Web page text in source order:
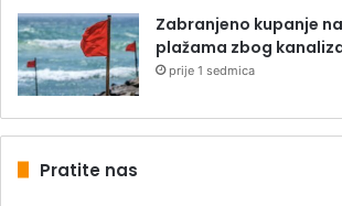
Zabranjeno kupanje
plažama zbog
prije 1 sedmica
Pratite nas